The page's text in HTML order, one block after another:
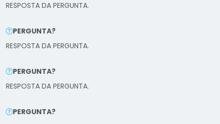
RESPOSTA DA PERGUNTA.
PERGUNTA?
RESPOSTA DA PERGUNTA.
PERGUNTA?
RESPOSTA DA PERGUNTA.
PERGUNTA?